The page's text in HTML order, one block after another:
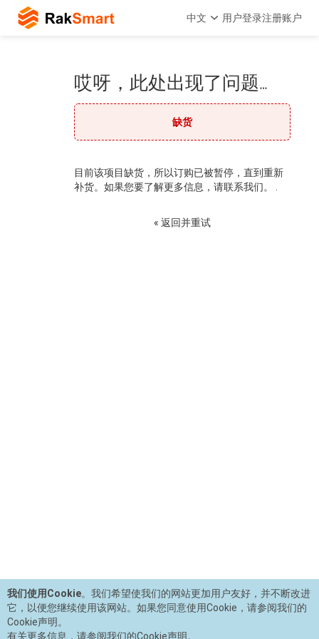
中文 用户登录注册账户
哎呀，此处出现了问题…
缺货
目前该项目缺货，所以订购已被暂停，直到重新
补货。如果您要了解更多信息，请联系我们。 .
« 返回并重试
我们使用Cookie。我们希望使我们的网站更加用户友好，并不断改进
它，以便您继续使用该网站。如果您同意使用Cookie，请参阅我们的
Cookie声明。
有关更多信息，请参阅我们的Cookie声明。